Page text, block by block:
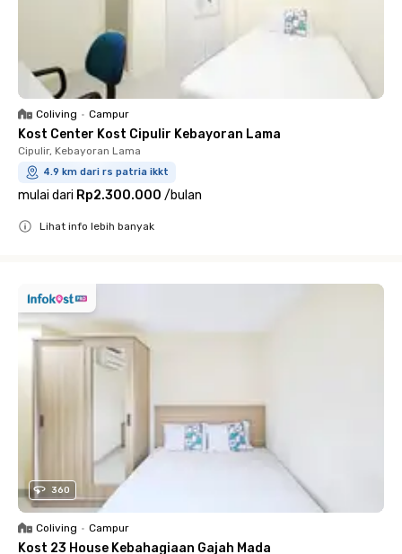
Coliving • Campur
Kost Center Kost Cipulir Kebayoran Lama
Cipulir, Kebayoran Lama
4.9 km dari rs patria ikkt
mulai dari Rp2.300.000 /bulan
Lihat info lebih banyak
360
Coliving • Campur
Kost 23 House Kebahagiaan Gajah Mada